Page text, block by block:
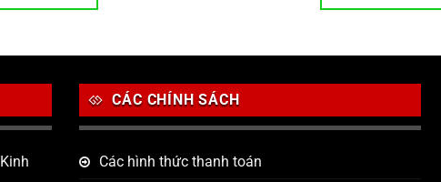
CÁC CHÍNH SÁCH
Các hình thức thanh toán